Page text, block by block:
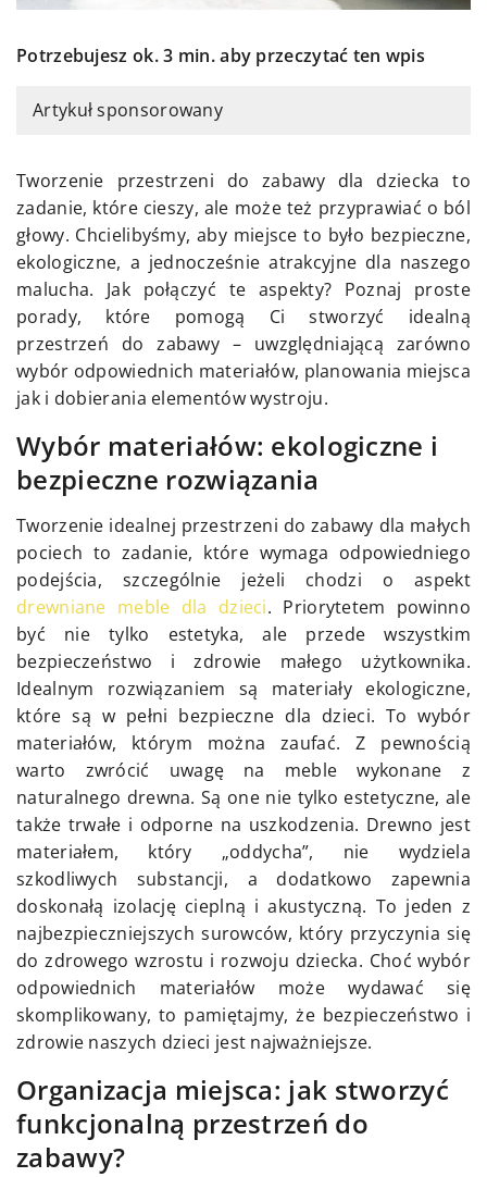
Potrzebujesz ok. 3 min. aby przeczytać ten wpis
Artykuł sponsorowany
Tworzenie przestrzeni do zabawy dla dziecka to
zadanie, które cieszy, ale może też przyprawiać o ból
głowy. Chcielibyśmy, aby miejsce to było bezpieczne,
ekologiczne, a jednocześnie atrakcyjne dla naszego
malucha. Jak połączyć te aspekty? Poznaj proste
porady, które pomogą Ci stworzyć idealną
przestrzeń do zabawy – uwzględniającą zarówno
wybór odpowiednich materiałów, planowania miejsca
jak i dobierania elementów wystroju.
Wybór materiałów: ekologiczne i
bezpieczne rozwiązania
Tworzenie idealnej przestrzeni do zabawy dla małych
pociech to zadanie, które wymaga odpowiedniego
podejścia, szczególnie jeżeli chodzi o aspekt
drewniane meble dla dzieci. Priorytetem powinno
być nie tylko estetyka, ale przede wszystkim
bezpieczeństwo i zdrowie małego użytkownika.
Idealnym rozwiązaniem są materiały ekologiczne,
które są w pełni bezpieczne dla dzieci. To wybór
materiałów, którym można zaufać. Z pewnością
warto zwrócić uwagę na meble wykonane z
naturalnego drewna. Są one nie tylko estetyczne, ale
także trwałe i odporne na uszkodzenia. Drewno jest
materiałem, który „oddycha”, nie wydziela
szkodliwych substancji, a dodatkowo zapewnia
doskonałą izolację cieplną i akustyczną. To jeden z
najbezpieczniejszych surowców, który przyczynia się
do zdrowego wzrostu i rozwoju dziecka. Choć wybór
odpowiednich materiałów może wydawać się
skomplikowany, to pamiętajmy, że bezpieczeństwo i
zdrowie naszych dzieci jest najważniejsze.
Organizacja miejsca: jak stworzyć
funkcjonalną przestrzeń do
zabawy?